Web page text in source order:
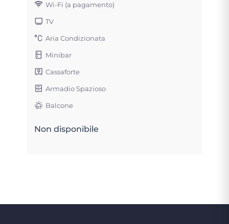
Wi-Fi (a pagamento)
TV
Aria Condizionata
Minibar
Cassaforte
Armadio Spazioso
Balcone
Non disponibile